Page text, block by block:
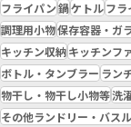
フライパン鍋ケトルフラ
調理用小物保存容器・ガ
キッチン収納キッチンフ
ボトル・タンブラー ラン
物干し・物干し小物等洗
その他ランドリー・バス